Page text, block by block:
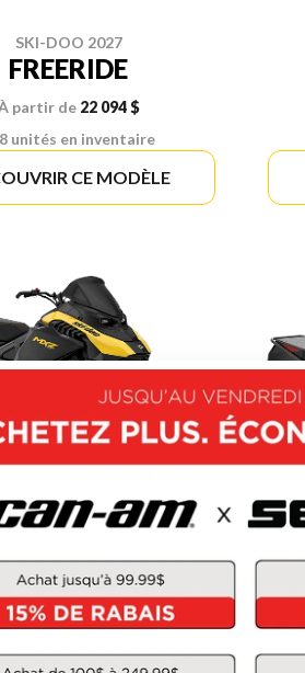
SKI-DOO 2027
FREERIDE
partir de 22 094 $
8 unités en inventaire
CE MODÈLE
SKI-DOO 2027
partir de12 944 $
3 unités en inventaire